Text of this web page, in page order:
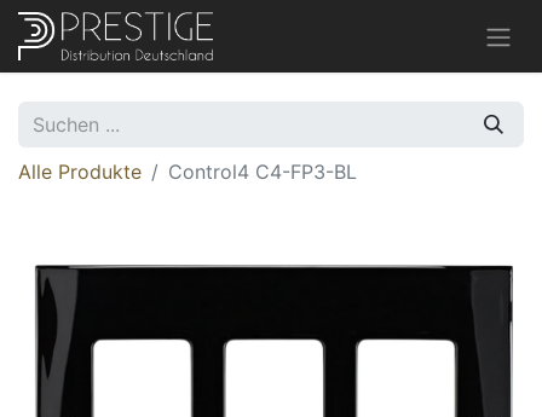
Alle Produkte Control4 C4-FP3-BL